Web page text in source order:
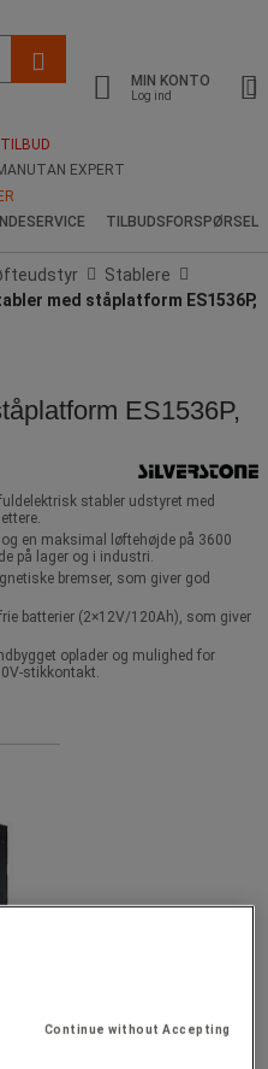
MIN KONTO
Log ind
TILBUD
EXPERT
TILBUDSFORSPØRSEL
Stablere
med ståplatform ES1536P,
ES1536P,
stabler udstyret med
en maksimal løftehøjde på 3600
på lager og i industri.
bremser, som giver god
batterier (2×12V/120Ah), som giver
oplader og mulighed for
stikkontakt.
Continue without Accepting